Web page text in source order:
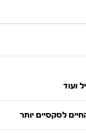
ועוד
לסקסיים יותר